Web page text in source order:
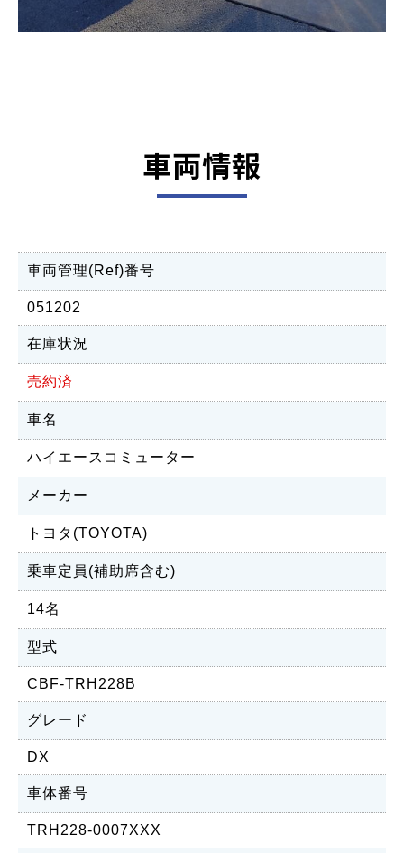
車両情報
車両管理(Ref)番号
051202
在庫状況
売約済
車名
ハイエースコミューター
メーカー
トヨタ(TOYOTA)
乗車定員(補助席含む)
14名
型式
CBF-TRH228B
グレード
DX
車体番号
TRH228-0007XXX